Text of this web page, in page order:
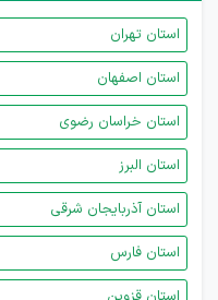
استان تهران
استان اصفهان
استان خراسان رضوی
استان البرز
استان آذربایجان شرقی
استان فارس